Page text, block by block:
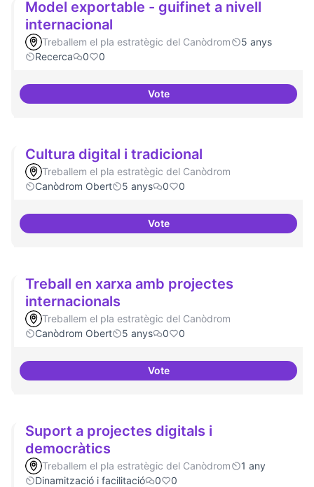
Model exportable - guifinet a nivell
internacional
Treballem el pla estratègic del Canòdrom
5 anys
Recerca
0 0
VoteModel exportable - guifinet a
Cultura digital i tradicional
Treballem el pla estratègic del Canòdrom
Canòdrom Obert
5 anys 0 0
VoteCultura digital i tradicional
Treball en xarxa amb projectes
internacionals
Treballem el pla estratègic del Canòdrom
Canòdrom Obert
5 anys 0 0
VoteTreball en xarxa amb projectes
Suport a projectes digitals i
democràtics
Treballem el pla estratègic del Canòdrom
1 any
Dinamització i facilitació
0 0